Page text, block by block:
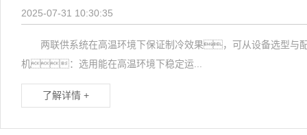
2025-07-31 10:30:35
两联供系统在高温环境下保证制冷效果，可从设备选
机：选用能在高温环境下稳定运...
了解详情 +